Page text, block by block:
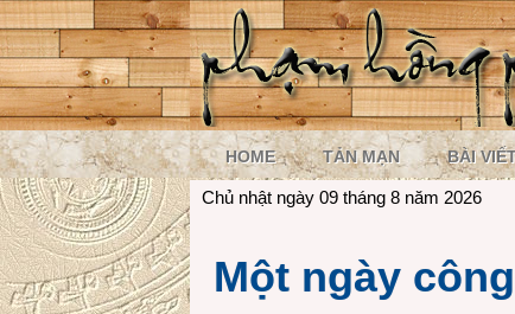
HOME TẢN MẠN BÀI
Chủ nhật ngày 09 tháng 8 năm 2026
Một ngày